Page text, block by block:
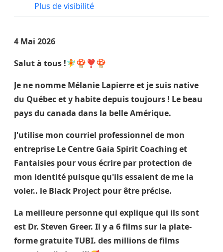
Plus de visibilité
4 Mai 2026
Salut à tous !🧚🍄❣️🍄
Je ne nomme Mélanie Lapierre et je suis native
du Québec et y habite depuis toujours ! Le beau
pays du canada dans la belle Amérique.
J'utilise mon courriel professionnel de mon
entreprise Le Centre Gaia Spirit Coaching et
Fantaisies pour vous écrire par protection de
mon identité puisque qu'ils essaient de me la
voler.. le Black Project pour être précise.
La meilleure personne qui explique qui ils sont
est Dr. Steven Greer. Il y a 6 films sur la plate-
forme gratuite TUBI. des millions de films